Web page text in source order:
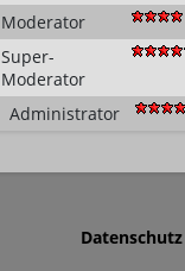
Moderator
Super-
Moderator
Administrator
Datenschutz